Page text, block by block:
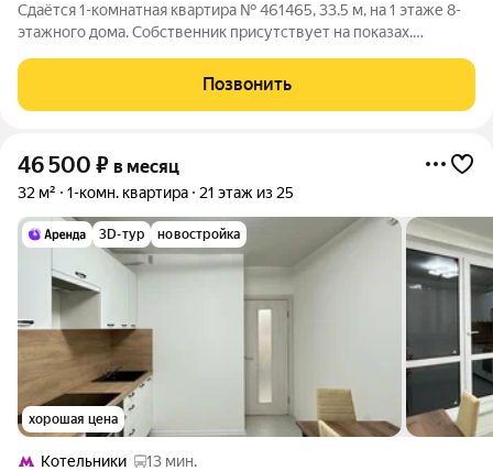
Сдаётся 1-комнатная квартира № 461465, 33.5 м, на 1 этаже 8-
этажного дома. Собственник присутствует на показах.
оплачиваются отдельно. По условиям проживания: можно с
детьми, можно с питомцами. Срок
Позвонить
46 500 ₽ в месяц
32 м² 1-комн. квартира 21 этаж из 25
3D-тур новостройка
хорошая цена
Котельники
13 мин.